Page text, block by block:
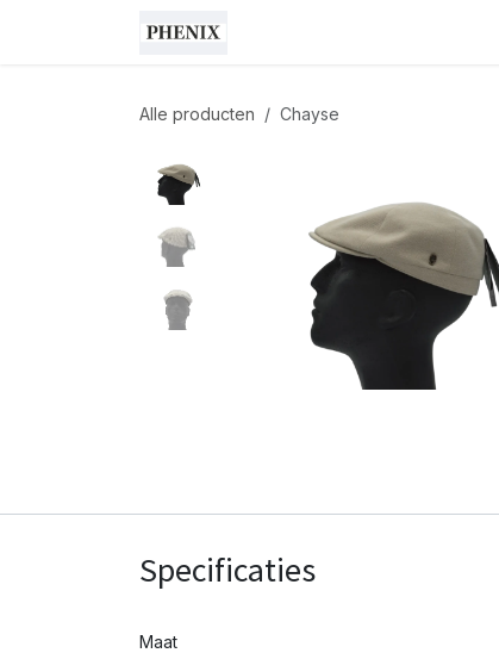
Alle producten Chayse
Specificaties
Maat